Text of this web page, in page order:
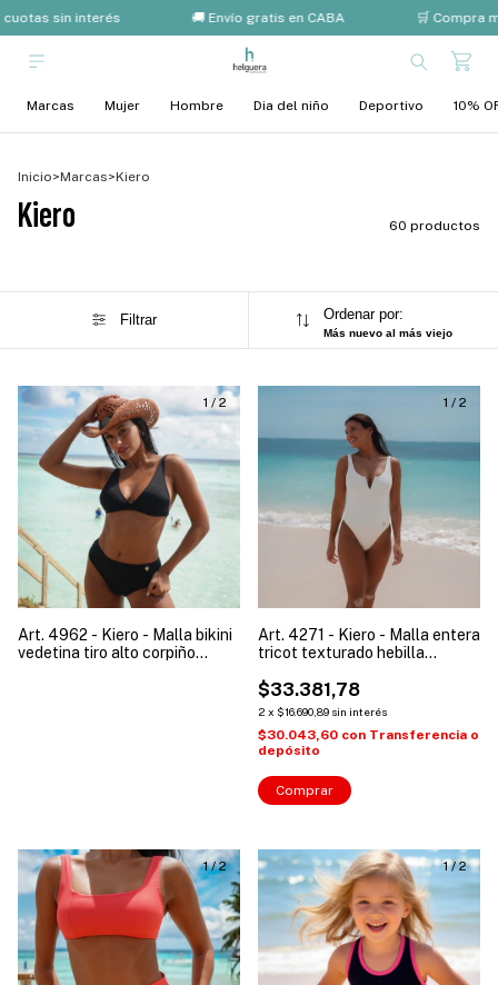
sin interés 🚚 Envío gratis en CABA 🛒 Compra
Marcas Mujer Hombre Dia del niño Deportivo 10%
Inicio>Marcas>Kiero
Kiero 60 productos
Filtrar Ordenar por:
Más nuevo al más viejo
1 / 2
Art. 4962 - Kiero - Malla bikini
vedetina tiro alto corpiño
1 / 2
Art. 4271 - Kiero - Malla entera
tricot texturado hebilla
$33.381,78
2 x $16.690,89 sin interés
$30.043,60 con Transferencia o
depósito
Comprar
1/2 1/2